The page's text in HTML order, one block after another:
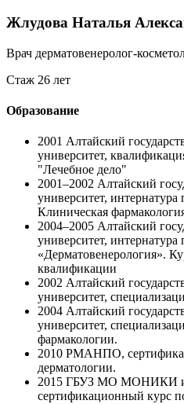
Жлудова Наталья
Врач дерматовенеролог-
Стаж 26 лет
Образование
2001 Алтайский
университет,
"Лечебное дело"
2001–2002 Алтайский
университет,
Клиническая
2004–2005 Алтайский
университет, интернатура
«Дерматовенерология».
квалификации
2002 Алтайский
университет,
2004 Алтайский
университет,
фармакологии.
2010 РМАНПО,
дерматологии.
2015 ГБУЗ МО МОНИКИ
сертификационный курс